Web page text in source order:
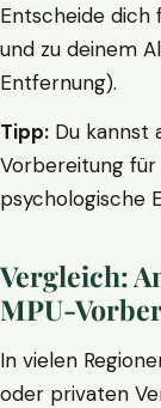
Entscheide dich
und zu deinem
Entfernung).
Tipp: Du kannst
Vorbereitung für
psychologische
Vergleich:
MPU-
In vielen
oder privaten